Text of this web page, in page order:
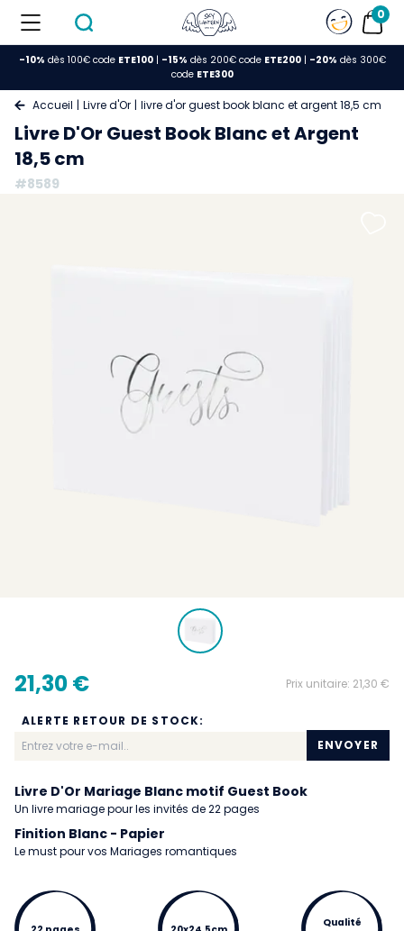
0
-10% dès 100€ code ETE100| -15% dès 200€ code ETE200| -20% dès 300€
code ETE300
Accueil Livre d'Or livre d'or guest book blanc et argent 18,5 cm
Livre D'Or Guest Book Blanc et Argent
18,5 cm
#8589
21,30 € Prix unitaire: 21,30 €
ALERTE RETOUR DE STOCK:
ENVOYER
Livre D'Or Mariage Blanc motif Guest Book
Un livre mariage pour les invités de 22 pages
Finition Blanc - Papier
Le must pour vos Mariages romantiques
Qualité